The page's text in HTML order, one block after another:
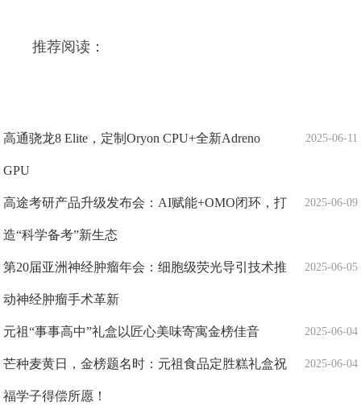
推荐阅读：
2025-06-11
高通骁龙8 Elite，定制Oryon CPU+全新Adreno
GPU
2025-06-09
高途考研产品升级发布会：AI赋能+OMO闭环，打
造“科学备考”新生态
2025-06-05
第20届亚洲神经肿瘤年会：细胞级荧光导引技术推
动神经肿瘤手术革新
2025-06-04
元祖“事事高中”礼盒以匠心美味寄寓金榜佳音
2025-06-04
芒种麦黄日，金榜题名时：元祖食品定胜糕礼盒祝
福学子得偿所愿！